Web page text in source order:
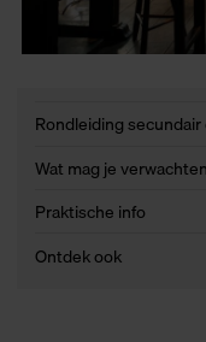
Rondleiding
Wat mag je
Praktische info
Ontdek ook